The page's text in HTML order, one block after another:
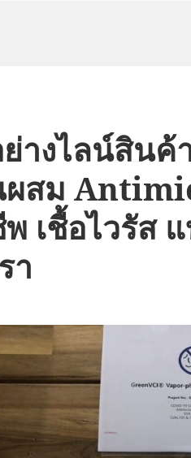
างไลน์สินค้
ผสม
เชื้อไวรัส
า